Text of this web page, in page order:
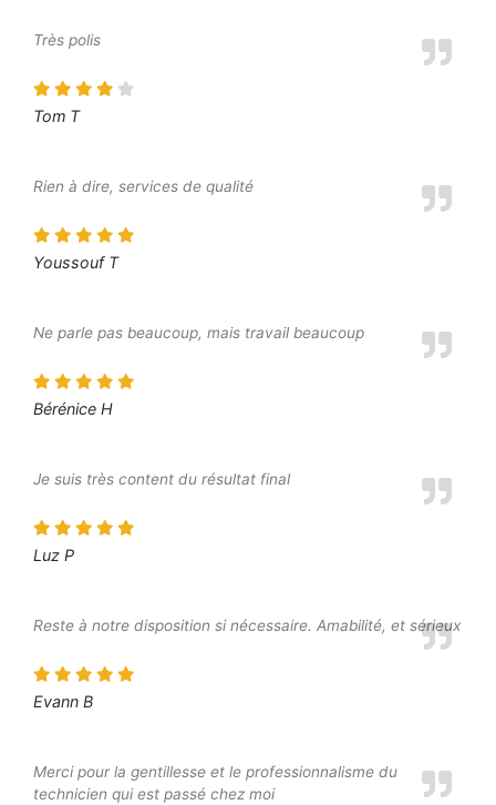
Très polis
Tom T
Rien à dire, services de qualité
Youssouf T
Ne parle pas beaucoup, mais travail beaucoup
Bérénice H
Je suis très content du résultat final
Luz P
Reste à notre disposition si nécessaire. Amabilité, et sérieux
Evann B
Merci pour la gentillesse et le professionnalisme du
technicien qui est passé chez moi